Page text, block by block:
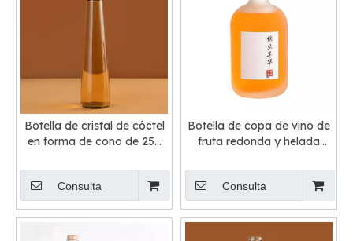
Botella de cristal de cóctel
en forma de cono de 250
Consulta
Botella de copa de vino de
fruta redonda y helada
Consulta